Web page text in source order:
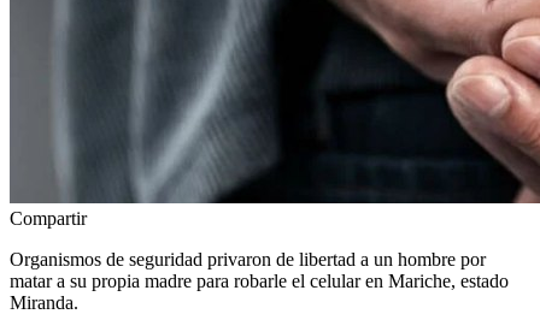
Compartir
Organismos de seguridad privaron de libertad a un hombre por
matar a su propia madre para robarle el celular en Mariche, estado
Miranda.